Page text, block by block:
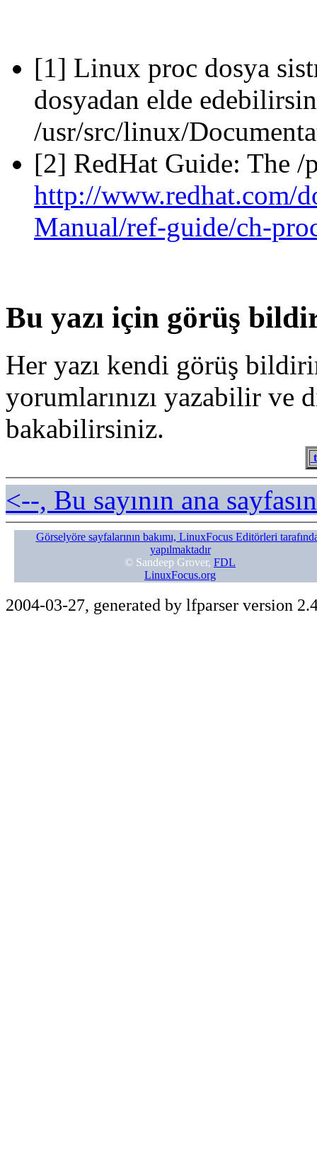
[1] Linux proc dosya
dosyadan elde
/usr/src/linux/
[2] RedHat Guide: The /
http://www.redhat.com/
Manual/ref-guide/ch-
Bu yazı için görüş
Her yazı kendi görüş
yorumlarınızı yazabilir ve
bakabilirsiniz.
<--, Bu sayının ana
Görselyöre sayfalarının bakımı, LinuxFocus Editörleri
yapılmaktadır
© Sandeep Grover, FDL
LinuxFocus.org
2004-03-27, generated by lfparser version